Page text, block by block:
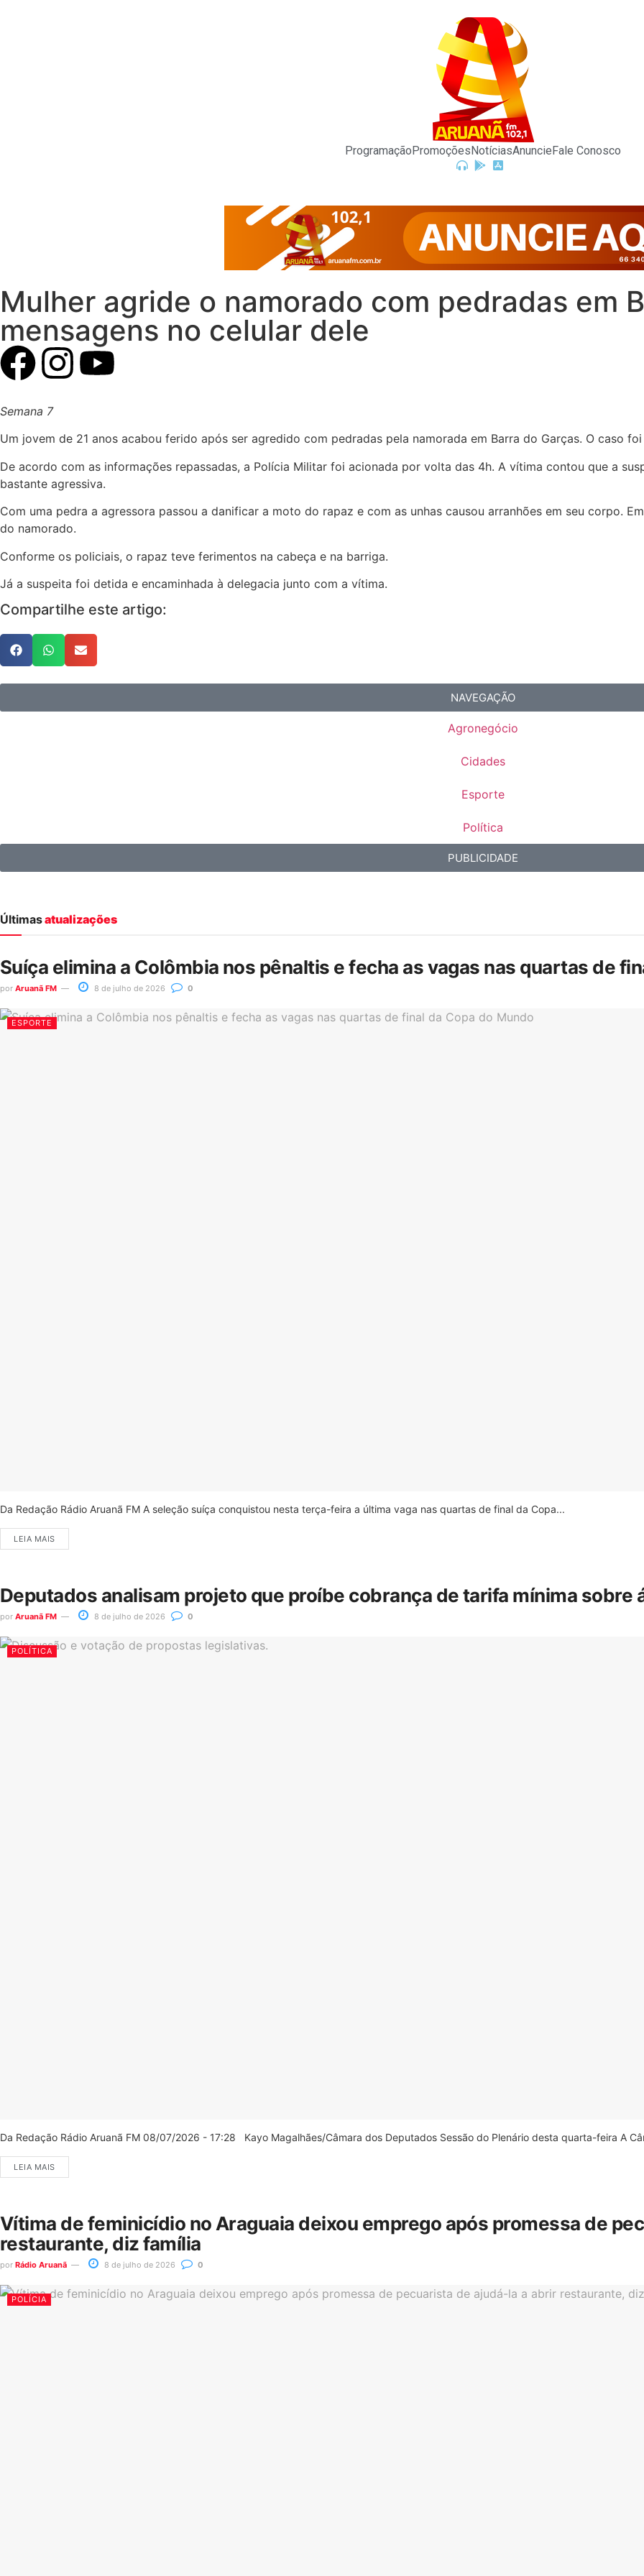
ProgramaçãoPromoçõesNotíciasAnuncieFale Conosco
Mulher agride o namorado com pedradas em
mensagens no celular dele
Semana 7
Um jovem de 21 anos acabou ferido após ser agredido com pedradas pela namorada em Barra do Garças. O caso
De acordo com as informações repassadas, a Polícia Militar foi acionada por volta das 4h. A vítima contou que a
bastante agressiva.
Com uma pedra a agressora passou a danificar a moto do rapaz e com as unhas causou arranhões em seu corpo.
do namorado.
Conforme os policiais, o rapaz teve ferimentos na cabeça e na barriga.
Já a suspeita foi detida e encaminhada à delegacia junto com a vítima.
Compartilhe este artigo:
NAVEGAÇÃO
Agronegócio
Cidades
Esporte
Política
PUBLICIDADE
Últimasatualizações
Suíça elimina a Colômbia nos pênaltis e fecha as vagas nas quartas de
por Aruanã FM 8 de julho de 2026 0
ESPORTE
Da Redação Rádio Aruanã FM A seleção suíça conquistou nesta terça-feira a última vaga nas quartas de final da Copa...
LEIA MAIS
Deputados analisam projeto que proíbe cobrança de tarifa mínima sobre
por Aruanã FM 8 de julho de 2026 0
POLÍTICA
Da Redação Rádio Aruanã FM 08/07/2026 - 17:28 Kayo Magalhães/Câmara dos Deputados Sessão do Plenário desta quarta-feira A
LEIA MAIS
Vítima de feminicídio no Araguaia deixou emprego após promessa de
restaurante, diz família
por Rádio Aruanã 8 de julho de 2026 0
POLÍCIA